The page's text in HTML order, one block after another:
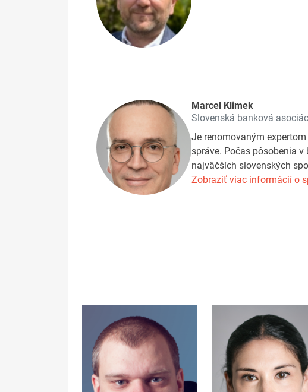
Marcel Klimek
Slovenská banková
Je renomovaným
správe. Počas pôsobenia
najväčších slovenských
Zobraziť viac informácií o